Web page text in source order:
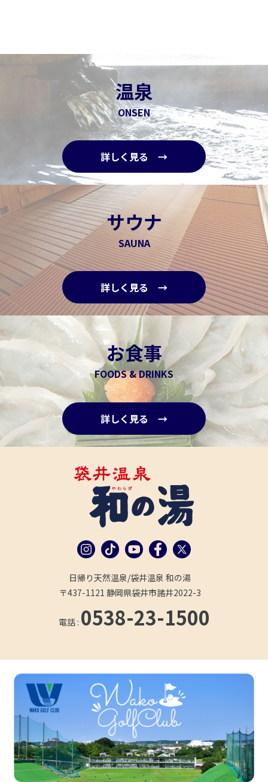
温泉
ONSEN
詳しく見る →
サウナ
SAUNA
詳しく見る →
お食事
FOODS & DRINKS
詳しく見る →
日帰り天然温泉/袋井温泉 和の湯
〒437-1121 静岡県袋井市諸井2022-3
電話 : 0538-23-1500